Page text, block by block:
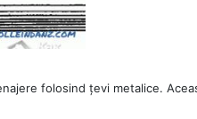
folosind țevi metalice.